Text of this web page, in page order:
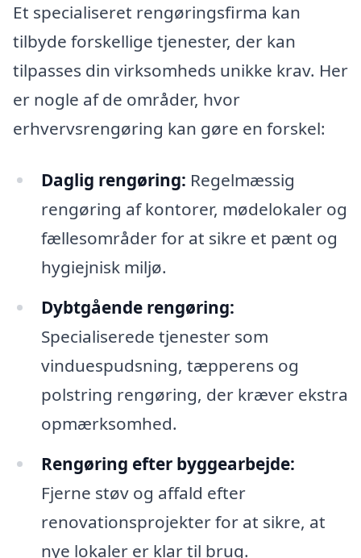
Et specialiseret rengøringsfirma kan
tilbyde forskellige tjenester, der kan
tilpasses din virksomheds unikke krav. Her
er nogle af de områder, hvor
erhvervsrengøring kan gøre en forskel:
Daglig rengøring: Regelmæssig
rengøring af kontorer, mødelokaler og
fællesområder for at sikre et pænt og
hygiejnisk miljø.
Dybtgående rengøring:
Specialiserede tjenester som
vinduespudsning, tæpperens og
polstring rengøring, der kræver ekstra
opmærksomhed.
Rengøring efter byggearbejde:
Fjerne støv og affald efter
renovationsprojekter for at sikre, at
nye lokaler er klar til brug.